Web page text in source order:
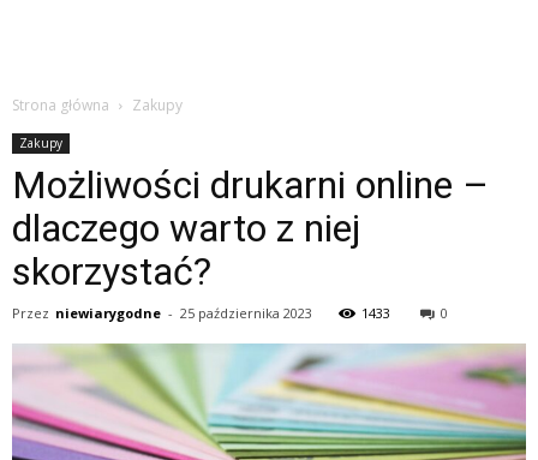
Strona główna Zakupy
Zakupy
Możliwości drukarni online –
dlaczego warto z niej
skorzystać?
Przez niewiarygodne - 25 października 2023 1433 0